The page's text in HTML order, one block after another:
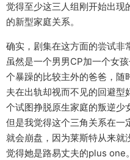
觉得至少这三人组刚开始出现
的新型家庭关系。
确实，剧集在这方面的尝试非
虽然是一个男男CP加一个女
个暴躁的比较主外的爸爸，随
夫在出轨却视而不见的回避型
个试图挣脱原生家庭的叛逆少
但是我觉得这个三角关系在一
就会崩盘，因为莱斯特从来就
觉得她是路易丈夫的plus one